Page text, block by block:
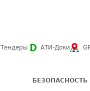
Тендеры АТИ-Доки
БЕЗОПАСНОСТЬ